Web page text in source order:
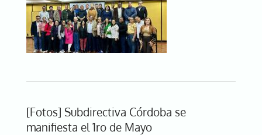
[Fotos] Subdirectiva Córdoba se
manifiesta el 1ro de Mayo